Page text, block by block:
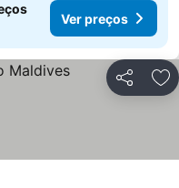
Ver preços
Partilhar
preços